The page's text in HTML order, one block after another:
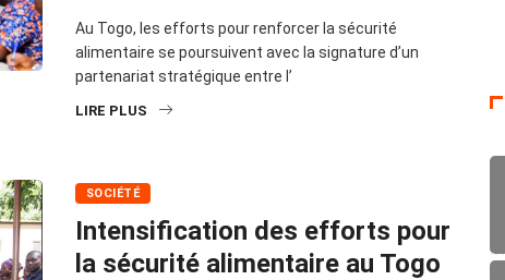
Au Togo, les efforts pour renforcer la sécurité
alimentaire se poursuivent avec la signature d’un
partenariat stratégique entre l’
LIRE PLUS
SOCIÉTÉ
Intensification des efforts pour
la sécurité alimentaire au Togo